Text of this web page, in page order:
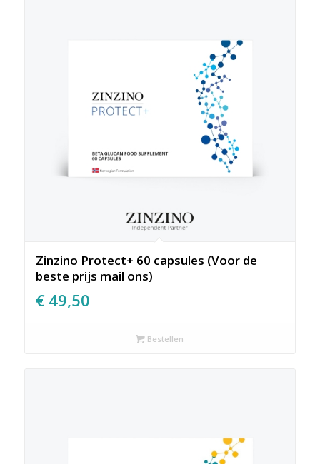
Zinzino Protect+ 60 capsules (Voor de
beste prijs mail ons)
€ 49,50
Bestellen